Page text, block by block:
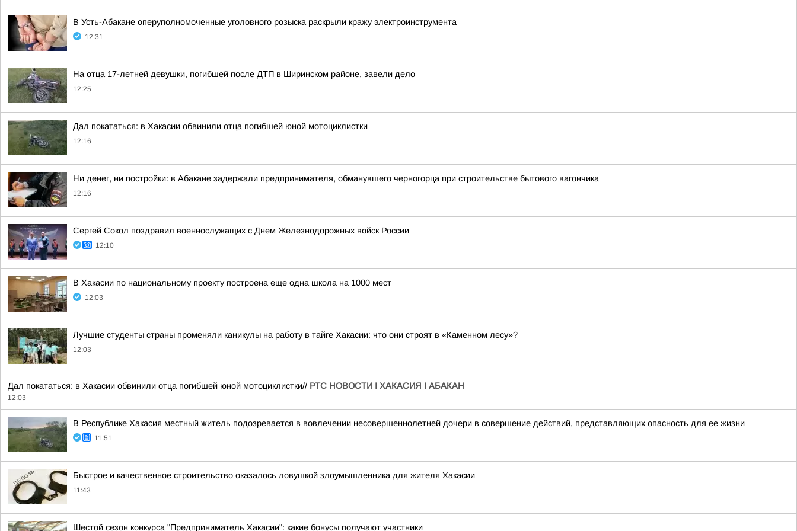
В Усть-Абакане оперуполномоченные уголовного розыска раскрыли кражу электроинструмента
12:31
На отца 17-летней девушки, погибшей после ДТП в Ширинском районе, завели дело
12:25
Дал покататься: в Хакасии обвинили отца погибшей юной мотоциклистки
12:16
Ни денег, ни постройки: в Абакане задержали предпринимателя, обманувшего черногорца при строительстве бытового вагончика
12:16
Сергей Сокол поздравил военнослужащих с Днем Железнодорожных войск России
12:10
В Хакасии по национальному проекту построена еще одна школа на 1000 мест
12:03
Лучшие студенты страны променяли каникулы на работу в тайге Хакасии: что они строят в «Каменном лесу»?
12:03
Дал покататься: в Хакасии обвинили отца погибшей юной мотоциклистки// РТС НОВОСТИ I ХАКАСИЯ I АБАКАН
12:03
В Республике Хакасия местный житель подозревается в вовлечении несовершеннолетней дочери в совершение действий, представляющих опасность для ее жизни
11:51
Быстрое и качественное строительство оказалось ловушкой злоумышленника для жителя Хакасии
11:43
Шестой сезон конкурса "Предприниматель Хакасии": какие бонусы получают участники